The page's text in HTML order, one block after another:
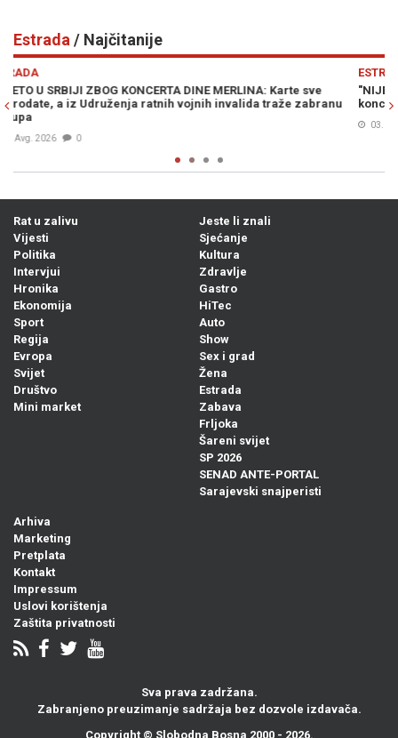
Estrada / Najčitanije
ESTRADA
"NIJE ME ZVAO...": Željko Joksimović progovorio o Merlinu i
koncertima na Koševu, pa mu uputio ove riječi
Rat u zalivu
Vijesti
Politika
Intervjui
Hronika
Ekonomija
Sport
Regija
Evropa
Svijet
Društvo
Mini market
Jeste li znali
Sjećanje
Kultura
Zdravlje
Gastro
HiTec
Auto
Show
Sex i grad
Žena
Estrada
Zabava
Frljoka
Šareni svijet
SP 2026
SENAD ANTE-PORTAL
Sarajevski snajperisti
Arhiva
Marketing
Pretplata
Kontakt
Impressum
Uslovi korištenja
Zaštita privatnosti
Sva prava zadržana.
Zabranjeno preuzimanje sadržaja bez dozvole izdavača.
Copyright © Slobodna Bosna 2000 - 2026.